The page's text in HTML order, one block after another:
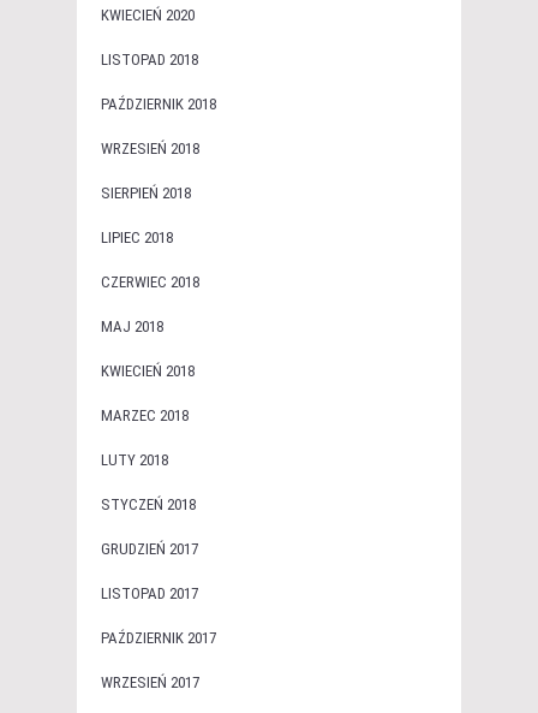
KWIECIEŃ 2020
LISTOPAD 2018
PAŹDZIERNIK 2018
WRZESIEŃ 2018
SIERPIEŃ 2018
LIPIEC 2018
CZERWIEC 2018
MAJ 2018
KWIECIEŃ 2018
MARZEC 2018
LUTY 2018
STYCZEŃ 2018
GRUDZIEŃ 2017
LISTOPAD 2017
PAŹDZIERNIK 2017
WRZESIEŃ 2017